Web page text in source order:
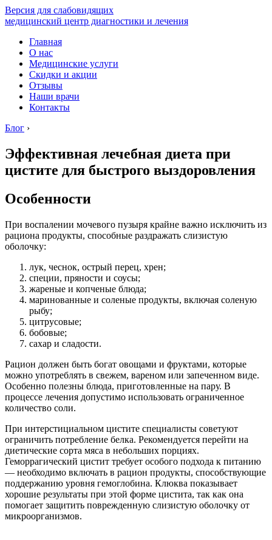
Версия для слабовидящих
медицинский центр диагностики и лечения
Главная
О нас
Медицинские услуги
Скидки и акции
Отзывы
Наши врачи
Контакты
Блог ›
Эффективная лечебная диета при
цистите для быстрого выздоровления
Особенности
При воспалении мочевого пузыря крайне важно исключить из
рациона продукты, способные раздражать слизистую
оболочку:
лук, чеснок, острый перец, хрен;
специи, пряности и соусы;
жареные и копченые блюда;
маринованные и соленые продукты, включая соленую
рыбу;
цитрусовые;
бобовые;
сахар и сладости.
Рацион должен быть богат овощами и фруктами, которые
можно употреблять в свежем, вареном или запеченном виде.
Особенно полезны блюда, приготовленные на пару. В
процессе лечения допустимо использовать ограниченное
количество соли.
При интерстициальном цистите специалисты советуют
ограничить потребление белка. Рекомендуется перейти на
диетические сорта мяса в небольших порциях.
Геморрагический цистит требует особого подхода к питанию
— необходимо включать в рацион продукты, способствующие
поддержанию уровня гемоглобина. Клюква показывает
хорошие результаты при этой форме цистита, так как она
помогает защитить поврежденную слизистую оболочку от
микроорганизмов.